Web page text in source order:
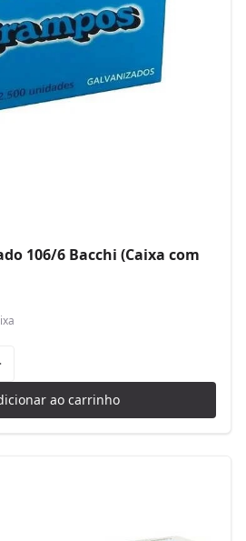
106/6 Bacchi (Caixa com
ao carrinho